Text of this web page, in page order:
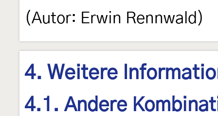
(Autor: Erwin Rennwald)
4. Weitere
4.1. Andere